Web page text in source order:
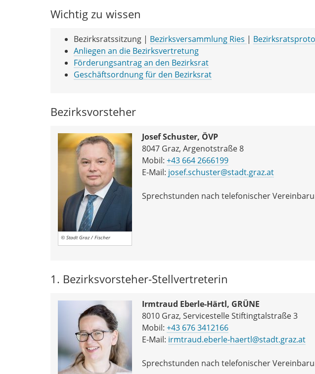
Wichtig zu wissen
Bezirksratssitzung | Bezirksversammlung Ries |
Anliegen an die Bezirksvertretung
Förderungsantrag an den Bezirksrat
Geschäftsordnung für den Bezirksrat
Bezirksvorsteher
© Stadt Graz / Fischer
Josef Schuster, ÖVP
8047 Graz, Argenotstraße 8
Mobil: +43 664 2666199
E-Mail: josef.schuster@stadt.graz.at
Sprechstunden nach telefonischer
1. Bezirksvorsteher-Stellvertreterin
Irmtraud Eberle-Härtl, GRÜNE
8010 Graz, Servicestelle Stiftingtalstraße 3
Mobil: +43 676 3412166
E-Mail: irmtraud.eberle-haertl@stadt.graz.at
Sprechstunden nach telefonischer